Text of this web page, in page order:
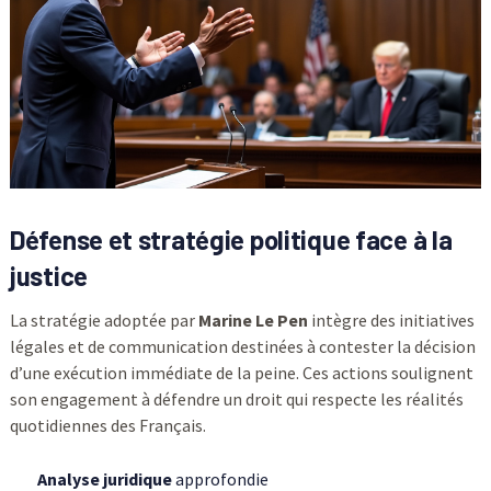
Défense et stratégie politique face à la
justice
La stratégie adoptée par Marine Le Pen intègre des initiatives
légales et de communication destinées à contester la décision
d’une exécution immédiate de la peine. Ces actions soulignent
son engagement à défendre un droit qui respecte les réalités
quotidiennes des Français.
Analyse juridiqueapprofondie